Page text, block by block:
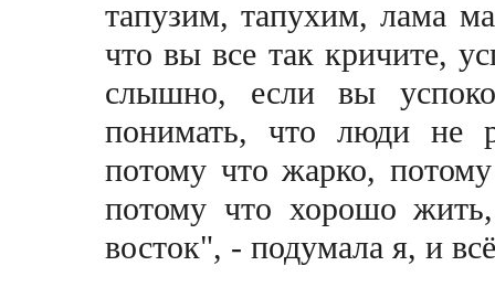
тапузим, тапухим, лама
что вы все так кричите,
слышно, если вы
понимать, что люди не
потому что жарко,
потому что хорошо
восток", - подумала я, и